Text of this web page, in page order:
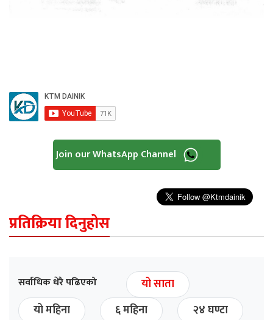
Join our WhatsApp Channel
प्रतिक्रिया दिनुहोस
सर्वाधिक धेरै पढिएको
यो साता
यो महिना
६ महिना २४ घण्टा